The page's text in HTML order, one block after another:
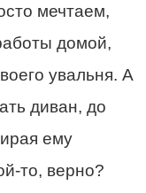
мечтаем,
домой,
увальня. А
диван, до
ему
то, верно?